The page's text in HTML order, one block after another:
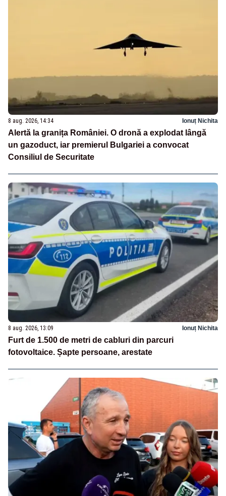
8 aug. 2026, 14:34 Ionuț Nichita
Alertă la granița României. O dronă a explodat lângă
un gazoduct, iar premierul Bulgariei a convocat
Consiliul de Securitate
8 aug. 2026, 13:09 Ionuț Nichita
Furt de 1.500 de metri de cabluri din parcuri
fotovoltaice. Șapte persoane, arestate